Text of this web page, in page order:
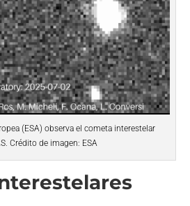
(ESA) observa el cometa interestelar
Crédito de imagen: ESA